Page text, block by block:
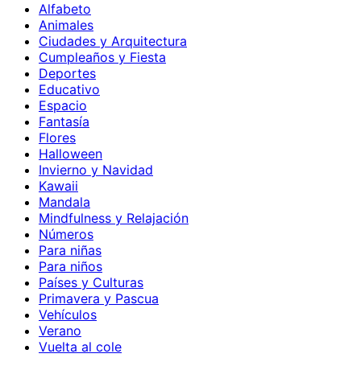
Alfabeto
Animales
Ciudades y Arquitectura
Cumpleaños y Fiesta
Deportes
Educativo
Espacio
Fantasía
Flores
Halloween
Invierno y Navidad
Kawaii
Mandala
Mindfulness y Relajación
Números
Para niñas
Para niños
Países y Culturas
Primavera y Pascua
Vehículos
Verano
Vuelta al cole